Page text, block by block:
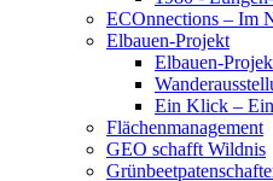
ECOnnections – Im
Elbauen-Projekt
Elbauen-
Ein Klick –
Flächenmanagement
GEO schafft Wildnis